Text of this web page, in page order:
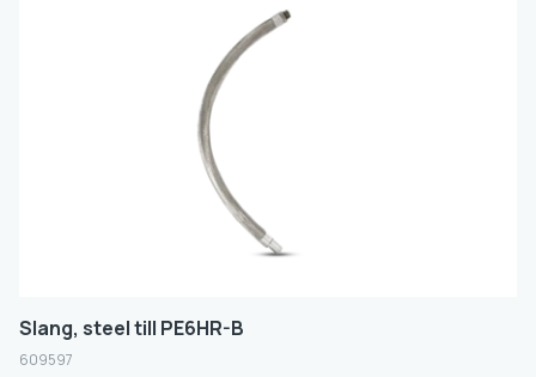
Slang, steel till PE6HR-B
609597